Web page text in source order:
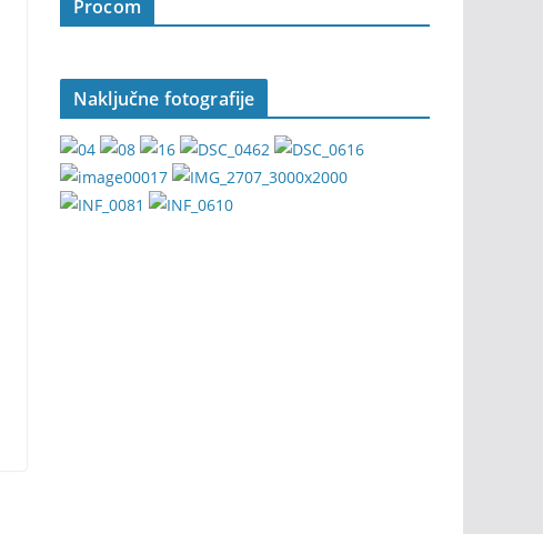
Procom
Naključne fotografije